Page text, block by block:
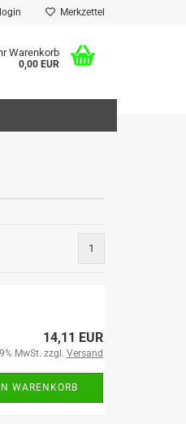
Merkzettel
Warenkorb
0,00 EUR
1
14,11 EUR
MwSt. zzgl. Versand
WARENKORB